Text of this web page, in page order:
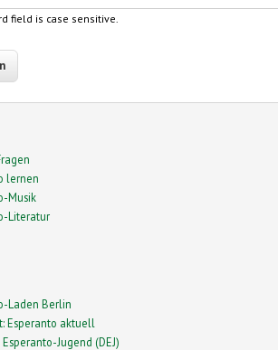
field is case sensitive.
lernen
Musik
Literatur
Laden Berlin
Esperanto aktuell
Jugend (DEJ)